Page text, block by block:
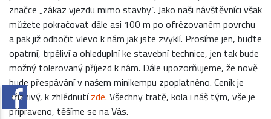
značce „zákaz vjezdu mimo stavby“. Jako naši návštěvníci však
můžete pokračovat dále asi 100 m po ofrézovaném povrchu
a pak již odbočit vlevo k nám jak jste zvyklí. Prosíme jen, buďte
opatrní, trpěliví a ohleduplní ke stavební technice, jen tak bude
možný tolerovaný příjezd k nám. Dále upozorňujeme, že nově
bude přespávání v našem minikempu zpoplatněno. Ceník je
příznivý, k zhlédnutízde. Všechny tratě, kola i náš tým, vše je
připraveno, těšíme se na Vás.